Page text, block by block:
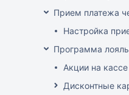
Прием платежа
Настройка
Программа
Акции на кассе
Дисконтные